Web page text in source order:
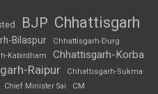
BJP Chhattisgarh
Bilaspur Chhattisgarh-Durg
Kabirdham Chhattisgarh-Korba
Raipur
Chhattisgarh-Sukma
Chief Minister Sai CM